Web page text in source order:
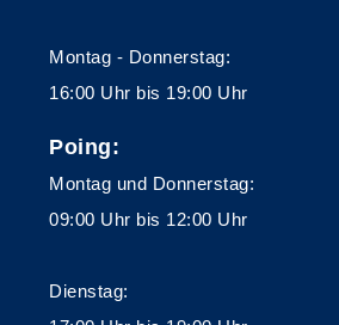
Montag - Donnerstag:
16:00 Uhr bis 19:00 Uhr
Poing:
Montag und Donnerstag:
09:00 Uhr bis 12:00 Uhr
Dienstag: